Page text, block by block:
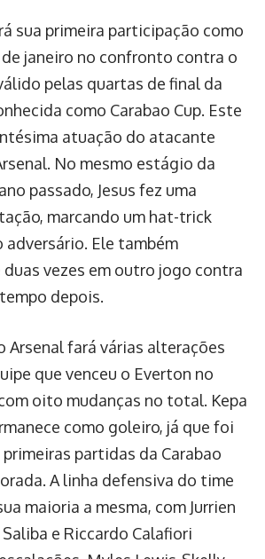
sua primeira participação como
janeiro no confronto contra o
pelas quartas de final da
como Carabao Cup. Este
atuação do atacante
No mesmo estágio da
passado, Jesus fez uma
marcando um hat-trick
adversário. Ele também
duas vezes em outro jogo contra
depois.
Arsenal fará várias alterações
que venceu o Everton no
oito mudanças no total. Kepa
como goleiro, já que foi
partidas da Carabao
A linha defensiva do time
maioria a mesma, com Jurrien
e Riccardo Calafiori